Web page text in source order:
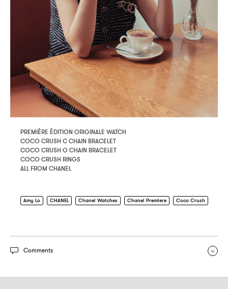
PREMIÈRE ÉDITION ORIGINALE WATCH
COCO CRUSH C CHAIN BRACELET
COCO CRUSH O CHAIN BRACELET
COCO CRUSH RINGS
ALL FROM CHANEL
Amy Lo CHANEL Chanel Watches Chanel Premiere Coco Crush
Comments